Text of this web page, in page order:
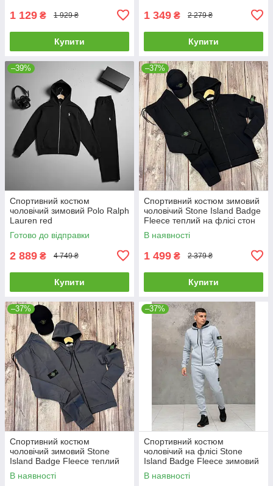
1 129 ₴ 1 929 ₴
Купити
1 349 ₴ 2 279 ₴
Купити
–39%
Спортивний костюм
чоловічий зимовий Polo Ralph
Lauren red
Готово до відправки
2 889 ₴ 4 749 ₴
Купити
–37%
Спортивний костюм зимовий
чоловічий Stone Island Badge
Fleece теплий на флісі стон
айленд чорний
В наявності
1 499 ₴ 2 379 ₴
Купити
–37%
Спортивний костюм
чоловічий зимовий Stone
Island Badge Fleece теплий
на флісі стон айленд
графітовий
В наявності
–37%
Спортивний костюм
чоловічий на флісі Stone
Island Badge Fleece зимовий
худі штани стон айленд сірий
В наявності